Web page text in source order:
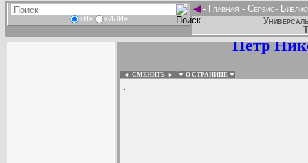
«И» «ИЛИ»
◄- Главная - Сервис-
Петр
◄ СМЕНИТЬ ► ▼ О СТРАНИЦЕ ▼
.